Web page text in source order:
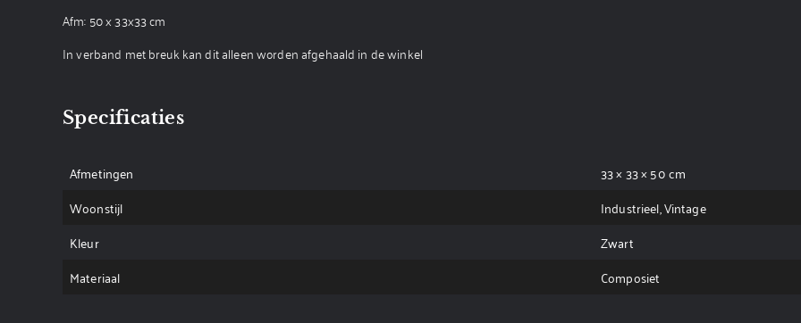
Afm: 50 x 33x33 cm
In verband met breuk kan dit alleen worden afgehaald in de winkel
Specificaties
Afmetingen
33 × 33 × 50 cm
Woonstijl
Industrieel, Vintage
Kleur
Zwart
Materiaal
Composiet